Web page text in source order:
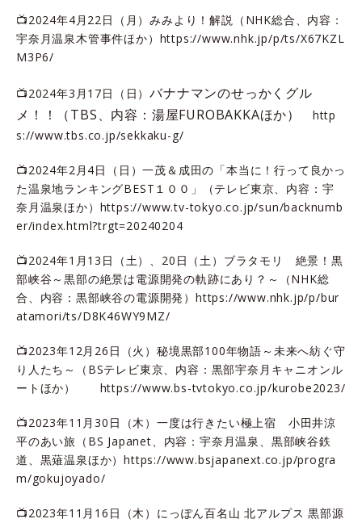
📺2024年4月22日（月）みみより！解説（NHK総合、内容：
宇奈月温泉木管事件ほか） https://www.nhk.jp/p/ts/X67KZL
M3P6/
📺2024年3月17日（日）バナナマンのせっかくグル
メ！！（TBS、内容：湯屋FUROBAKKAほか）
http
s://www.tbs.co.jp/sekkaku-g/
📺2024年2月4日（日）一茂＆成田の「本当に！行って良かっ
た温泉地ランキングBEST１００」（テレビ東京、内容：宇
奈月温泉ほか） https://www.tv-tokyo.co.jp/sun/backnumb
er/index.html?trgt=20240204
📺2024年1月13日（土）、20日（土）ブラタモリ 絶景！黒
部峡谷～黒部の絶景は電源開発の軌跡にあり？～（NHK総
合、内容：黒部峡谷の電源開発）https://www.nhk.jp/p/bur
atamori/ts/D8K46WY9MZ/
📺2023年12月26日（火）秘境黒部100年物語～未来へ紡ぐ守
り人たち～（BSテレビ東京、内容：黒部宇奈月キャニオンル
ートほか） https://www.bs-tvtokyo.co.jp/kurobe2023/
📺2023年11月30日（木）一度は行きたい極上宿 小田井涼
平のあい旅（BS Japanet、内容：宇奈月温泉、黒部峡谷鉄
道、黒薙温泉ほか）https://www.bsjapanext.co.jp/progra
m/gokujoyado/
📺2023年11月16日（木）にっぽん百名山 北アルプス 黒部源